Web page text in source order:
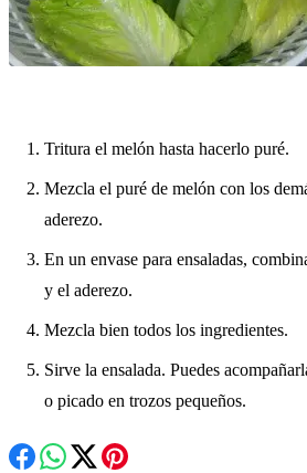
Tritura el melón hasta hacerlo puré.
Mezcla el puré de melón con los
aderezo.
En un envase para ensaladas,
y el aderezo.
Mezcla bien todos los ingredientes.
Sirve la ensalada. Puedes
o picado en trozos pequeños.